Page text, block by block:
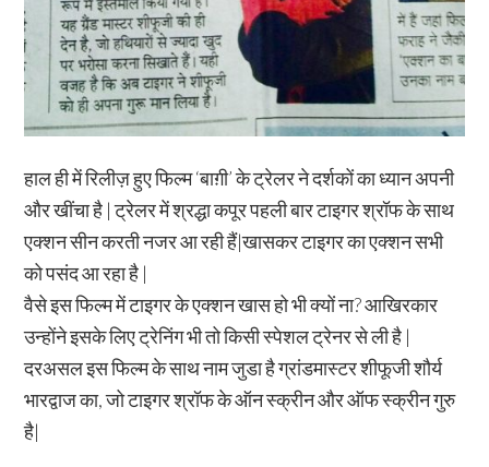
हाल ही में रिलीज़ हुए फिल्म ‘बाग़ी’ के ट्रेलर ने दर्शकों का ध्यान अपनी
और खींचा है | ट्रेलर में श्रद्धा कपूर पहली बार टाइगर श्रॉफ के साथ
एक्शन सीन करती नजर आ रही हैं|खासकर टाइगर का एक्शन सभी
को पसंद आ रहा है |
वैसे इस फिल्म में टाइगर के एक्शन खास हो भी क्यों ना? आखिरकार
उन्होंने इसके लिए ट्रेनिंग भी तो किसी स्पेशल ट्रेनर से ली है |
दरअसल इस फिल्म के साथ नाम जुडा है ग्रांडमास्टर शीफूजी शौर्य
भारद्वाज का, जो टाइगर श्रॉफ के ऑन स्क्रीन और ऑफ स्क्रीन गुरु
है|